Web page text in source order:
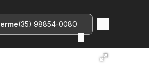
(35) 98854-0080